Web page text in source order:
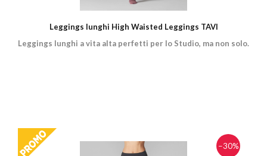
Leggings lunghi High Waisted Leggings TAVI
Leggings lunghi a vita alta perfetti per lo Studio, ma non solo.
−30%